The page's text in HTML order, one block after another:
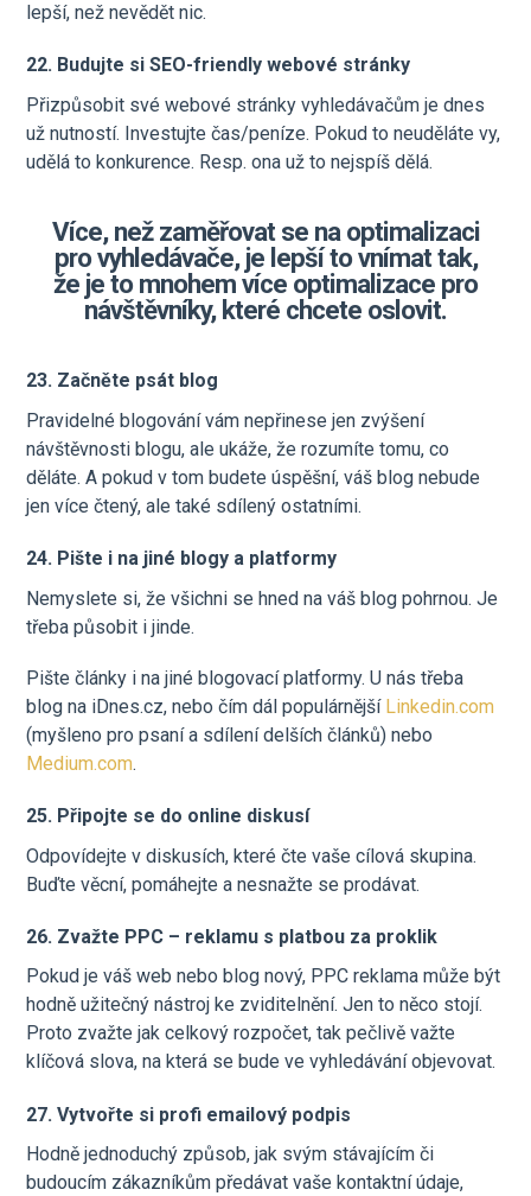
lepší, než nevědět nic.
22. Budujte si SEO-friendly webové stránky
Přizpůsobit své webové stránky vyhledávačům je dnes
už nutností. Investujte čas/peníze. Pokud to neuděláte vy,
udělá to konkurence. Resp. ona už to nejspíš dělá.
Více, než zaměřovat se naoptimalizaci
pro vyhledávače, je lepší to vnímat tak,
že je to mnohem více optimalizace pro
návštěvníky, které chcete oslovit.
23. Začněte psát blog
Pravidelné blogování vám nepřinese jen zvýšení
návštěvnosti blogu, ale ukáže, že rozumíte tomu, co
děláte. A pokud v tom budete úspěšní, váš blog nebude
jen více čtený, ale také sdílený ostatními.
24. Pište i na jiné blogy a platformy
Nemyslete si, že všichni se hned na váš blog pohrnou. Je
třeba působit i jinde.
Pište články i na jiné blogovací platformy. U nás třeba
blog na iDnes.cz, nebo čím dál populárnější Linkedin.com
(myšleno pro psaní a sdílení delších článků) nebo
Medium.com.
25. Připojte se do online diskusí
Odpovídejte v diskusích, které čte vaše cílová skupina.
Buďte věcní, pomáhejte a nesnažte se prodávat.
26. Zvažte PPC – reklamu s platbou za proklik
Pokud je váš web nebo blog nový, PPC reklama může být
hodně užitečný nástroj ke zviditelnění. Jen to něco stojí.
Proto zvažte jak celkový rozpočet, tak pečlivě važte
klíčová slova, na která se bude ve vyhledávání objevovat.
27. Vytvořte si profi emailový podpis
Hodně jednoduchý způsob, jak svým stávajícím či
budoucím zákazníkům předávat vaše kontaktní údaje,